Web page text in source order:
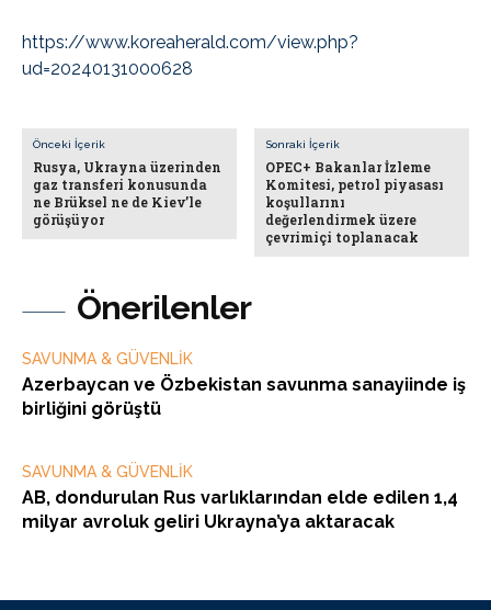
Önerilenler
SAVUNMA & GÜVENLİK
Azerbaycan ve Özbekistan savunma sanayiinde iş
birliğini görüştü
SAVUNMA & GÜVENLİK
AB, dondurulan Rus varlıklarından elde edilen 1,4
milyar avroluk geliri Ukrayna’ya aktaracak
https://www.koreaherald.com/view.php?
ud=20240131000628
Önceki İçerik
Rusya, Ukrayna üzerinden
gaz transferi konusunda
ne Brüksel ne de Kiev’le
görüşüyor
Sonraki İçerik
OPEC+ Bakanlar İzleme
Komitesi, petrol piyasası
koşullarını
değerlendirmek üzere
çevrimiçi toplanacak